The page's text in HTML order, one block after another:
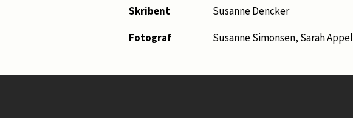
Skribent
Susanne Dencker
Fotograf
Susanne Simonsen, Sarah Appel